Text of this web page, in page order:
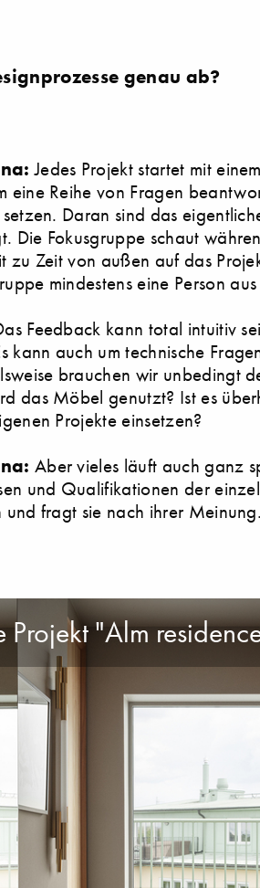
genau ab?
Jedes Projekt startet mit
eine Reihe von Fragen
Daran sind das
Die Fokusgruppe schaut
zu Zeit von außen auf das
mindestens eine Person
Feedback kann total intuitiv
kann auch um technische
brauchen wir unbedingt
das Möbel genutzt? Ist es
Projekte einsetzen?
Aber vieles läuft auch ganz
und Qualifikationen der
und fragt sie nach ihrer Meinung.
Projekt "Alm